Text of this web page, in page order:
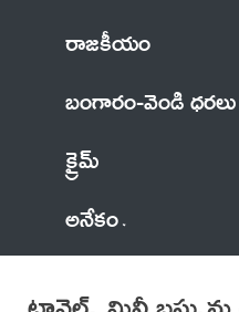
రాజకీయం
బంగారం-వెండి ధరలు
క్రైమ్
అనేకం